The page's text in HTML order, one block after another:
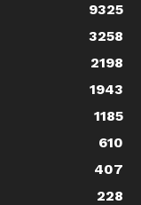
9325
3258
2198
1943
1185
610
407
228